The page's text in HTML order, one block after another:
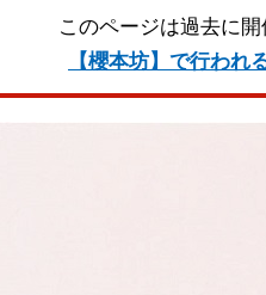
このページは過去に
【櫻本坊】で行われ